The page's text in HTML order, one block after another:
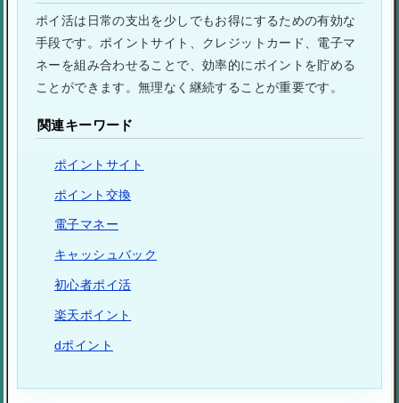
ポイ活は日常の支出を少しでもお得にするための有効な
手段です。ポイントサイト、クレジットカード、電子マ
ネーを組み合わせることで、効率的にポイントを貯める
ことができます。無理なく継続することが重要です。
関連キーワード
ポイントサイト
ポイント交換
電子マネー
キャッシュバック
初心者ポイ活
楽天ポイント
dポイント